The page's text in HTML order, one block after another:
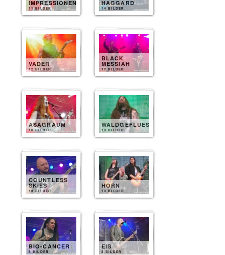
IMPRESSIONEN
11 BILDER
HAGGARD
14 BILDER
VADER
12 BILDER
BLACK
MESSIAH
10 BILDER
ASAGRAUM
10 BILDER
WALDGEFLUESTER
10 BILDER
COUNTLESS
SKIES
10 BILDER
HORN
10 BILDER
BIO-CANCER
8 BILDER
EIS
8 BILDER